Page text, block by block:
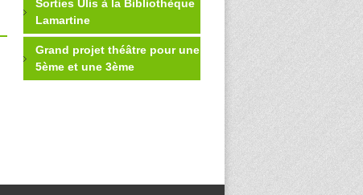
Sorties Ulis à la Bibliothèque
Lamartine
Grand projet théâtre pour une
5ème et une 3ème